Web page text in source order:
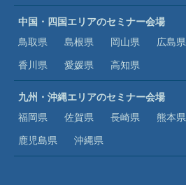
中国・四国エリアのセミナー会場
鳥取県
島根県 岡山県 広島県
香川県
愛媛県 高知県
九州・沖縄エリアのセミナー会場
福岡県
佐賀県 長崎県 熊本県
鹿児島県
沖縄県